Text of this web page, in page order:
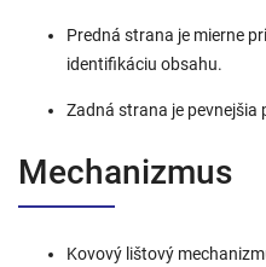
Predná strana je mierne
identifikáciu obsahu.
Zadná strana je pevnejšia
Mechanizmus
Kovový lištový